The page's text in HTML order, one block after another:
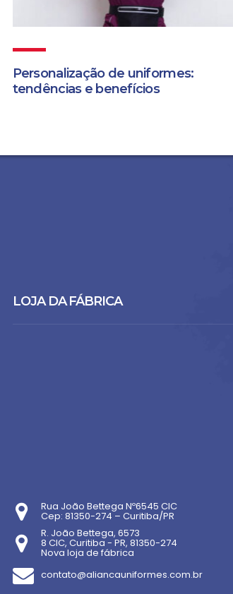
Personalização de uniformes:
tendências e benefícios
LOJA DA FÁBRICA
Rua João Bettega Nº6545 CIC
Cep: 81350-274 – Curitiba/PR
R. João Bettega, 6573
8 CIC, Curitiba - PR, 81350-274
Nova loja de fábrica
contato@aliancauniformes.com.br